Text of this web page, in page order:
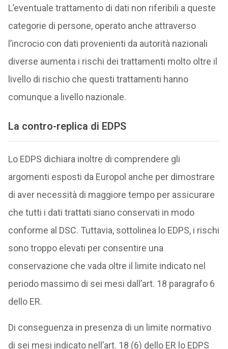
L’eventuale trattamento di dati non riferibili a queste
categorie di persone, operato anche attraverso
l’incrocio con dati provenienti da autorità nazionali
diverse aumenta i rischi dei trattamenti molto oltre il
livello di rischio che questi trattamenti hanno
comunque a livello nazionale.
La contro-replica di EDPS
Lo EDPS dichiara inoltre di comprendere gli
argomenti esposti da Europol anche per dimostrare
di aver necessità di maggiore tempo per assicurare
che tutti i dati trattati siano conservati in modo
conforme al DSC. Tuttavia, sottolinea lo EDPS, i rischi
sono troppo elevati per consentire una
conservazione che vada oltre il limite indicato nel
periodo massimo di sei mesi dall’art. 18 paragrafo 6
dello ER.
Di conseguenza in presenza di un limite normativo
di sei mesi indicato nell’art. 18 (6) dello ER lo EDPS